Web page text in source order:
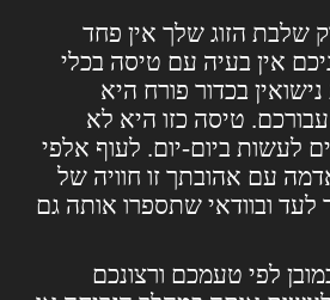
שלבת הזוג שלך אין פחד
אין בעיה עם טיסה בכלי
בכדור פורח היא
טיסה כזו היא לא
לעשות ביום-יום. לעוף אלפי
עם אהובתך זו חוויה של
ובוודאי שתספרו אותה גם
לפי טעמכם ורצונכם